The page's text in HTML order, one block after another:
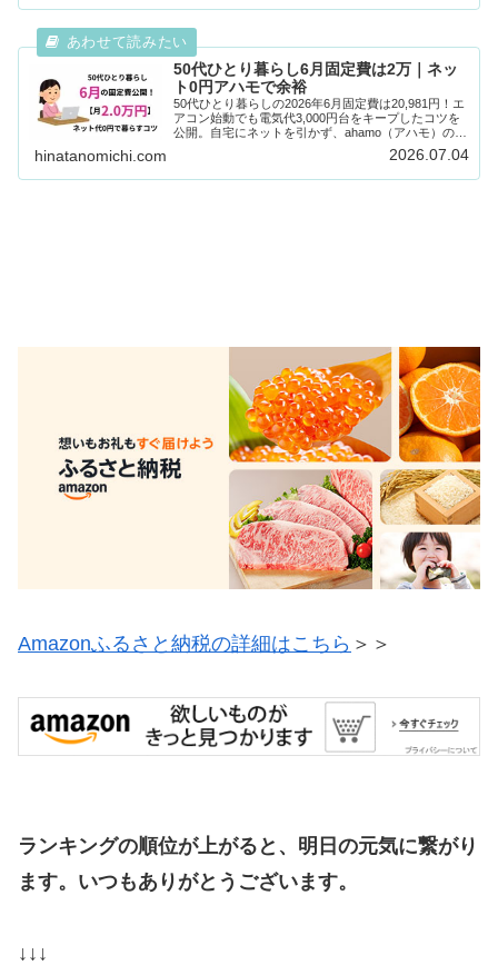
50代ひとり暮らし6月固定費は2万｜ネッ
ト0円アハモで余裕
50代ひとり暮らしの2026年6月固定費は20,981円！エ
アコン始動でも電気代3,000円台をキープしたコツを
公開。自宅にネットを引かず、ahamo（アハモ）のテ
ザリング1本でパソコン作業（ブログ執筆）も余裕で
足りる最強の節約家計簿をスマホで1秒で解説。
hinatanomichi.com 2026.07.04
Amazonふるさと納税の詳細はこちら ＞＞
ランキングの順位が上がると、明日の元気に繋がり
ます。いつもありがとうございます。
↓↓↓